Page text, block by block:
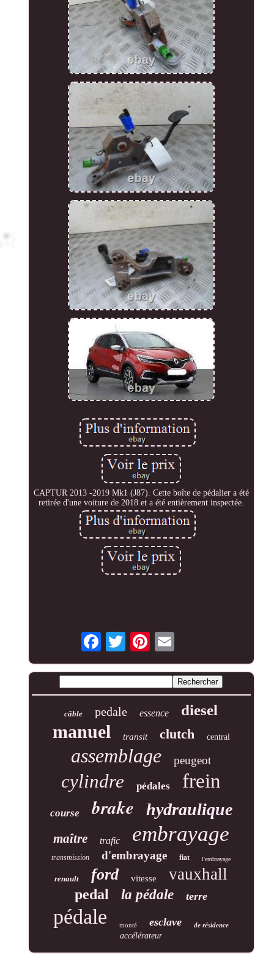
CAPTUR 2013 -2019 Mk1 (J87). Cette boîte de pédalier a été
retirée d'une voiture de 2018 et a été entièrement inspectée.
câble pedale essence diesel
manuel transit clutch central
assemblage peugeot
cylindre pédales frein
course brake hydraulique
maître trafic embrayage
transmission d'embrayage fiat l'embrayage
renault ford vitesse vauxhall
pedal la pédale terre
pédale monté esclave de résidence
accélérateur